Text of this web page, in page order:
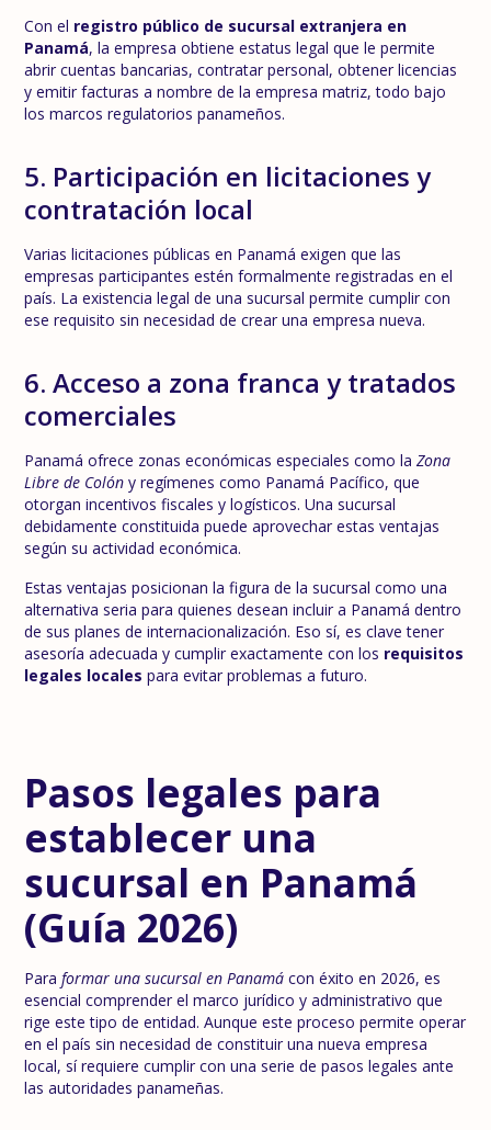
Con el registro público de sucursal extranjera en
Panamá, la empresa obtiene estatus legal que le permite
abrir cuentas bancarias, contratar personal, obtener licencias
y emitir facturas a nombre de la empresa matriz, todo bajo
los marcos regulatorios panameños.
5. Participación en licitaciones y
contratación local
Varias licitaciones públicas en Panamá exigen que las
empresas participantes estén formalmente registradas en el
país. La existencia legal de una sucursal permite cumplir con
ese requisito sin necesidad de crear una empresa nueva.
6. Acceso a zona franca y tratados
comerciales
Panamá ofrece zonas económicas especiales como laZona
Libre de Colón y regímenes como Panamá Pacífico, que
otorgan incentivos fiscales y logísticos. Una sucursal
debidamente constituida puede aprovechar estas ventajas
según su actividad económica.
Estas ventajas posicionan la figura de la sucursal como una
alternativa seria para quienes desean incluir a Panamá dentro
de sus planes de internacionalización. Eso sí, es clave tener
asesoría adecuada y cumplir exactamente con los requisitos
legales locales para evitar problemas a futuro.
Pasos legales para
establecer una
sucursal en Panamá
(Guía 2026)
Paraformar una sucursal en Panamá con éxito en 2026, es
esencial comprender el marco jurídico y administrativo que
rige este tipo de entidad. Aunque este proceso permite operar
en el país sin necesidad de constituir una nueva empresa
local, sí requiere cumplir con una serie de pasos legales ante
las autoridades panameñas.